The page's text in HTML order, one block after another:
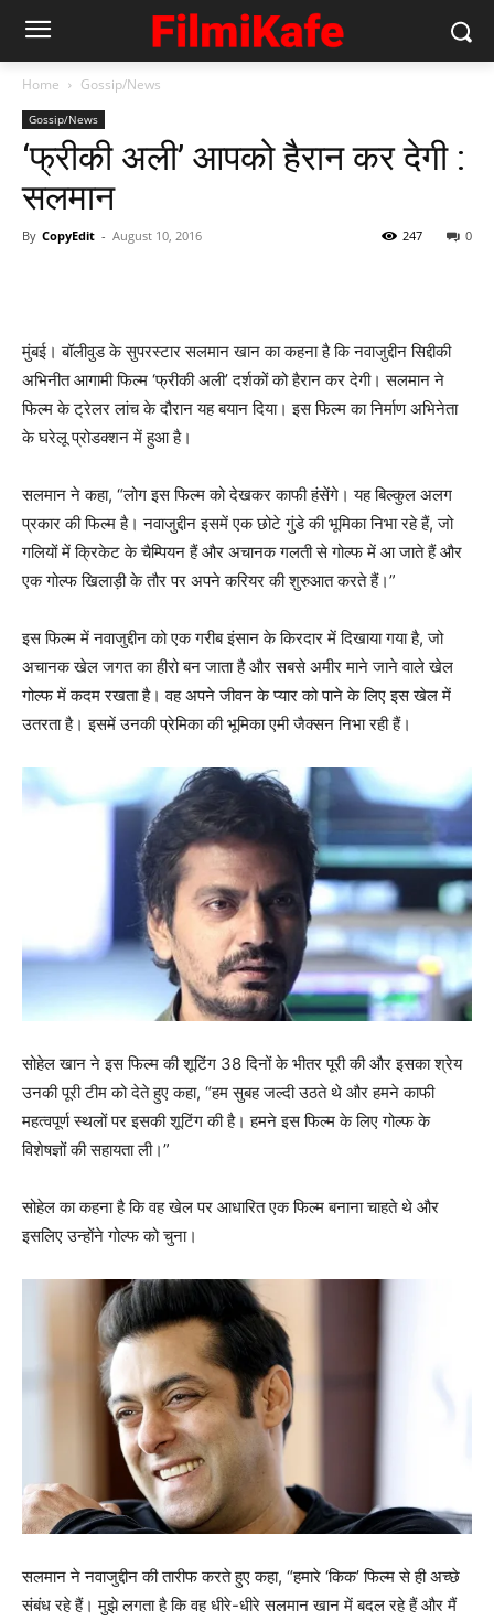
Home Gossip/News
Gossip/News
‘फ्रीकी अली’ आपको हैरान कर देगी :
सलमान
By CopyEdit - August 10, 2016 0
247
मुंबई। बॉलीवुड के सुपरस्टार सलमान खान का कहना है कि नवाजुद्दीन सिद्दीकी
अभिनीत आगामी फिल्म ‘फ्रीकी अली’ दर्शकों को हैरान कर देगी। सलमान ने
फिल्म के ट्रेलर लांच के दौरान यह बयान दिया। इस फिल्म का निर्माण अभिनेता
के घरेलू प्रोडक्शन में हुआ है।
सलमान ने कहा, “लोग इस फिल्म को देखकर काफी हंसेंगे। यह बिल्कुल अलग
प्रकार की फिल्म है। नवाजुद्दीन इसमें एक छोटे गुंडे की भूमिका निभा रहे हैं, जो
गलियों में क्रिकेट के चैम्पियन हैं और अचानक गलती से गोल्फ में आ जाते हैं और
एक गोल्फ खिलाड़ी के तौर पर अपने करियर की शुरुआत करते हैं।”
इस फिल्म में नवाजुद्दीन को एक गरीब इंसान के किरदार में दिखाया गया है, जो
अचानक खेल जगत का हीरो बन जाता है और सबसे अमीर माने जाने वाले खेल
गोल्फ में कदम रखता है। वह अपने जीवन के प्यार को पाने के लिए इस खेल में
उतरता है। इसमें उनकी प्रेमिका की भूमिका एमी जैक्सन निभा रही हैं।
सोहेल खान ने इस फिल्म की शूटिंग 38 दिनों के भीतर पूरी की और इसका श्रेय
उनकी पूरी टीम को देते हुए कहा, “हम सुबह जल्दी उठते थे और हमने काफी
महत्वपूर्ण स्थलों पर इसकी शूटिंग की है। हमने इस फिल्म के लिए गोल्फ के
विशेषज्ञों की सहायता ली।”
सोहेल का कहना है कि वह खेल पर आधारित एक फिल्म बनाना चाहते थे और
इसलिए उन्होंने गोल्फ को चुना।
सलमान ने नवाजुद्दीन की तारीफ करते हुए कहा, “हमारे ‘किक’ फिल्म से ही अच्छे
संबंध रहे हैं। मुझे लगता है कि वह धीरे-धीरे सलमान खान में बदल रहे हैं और मैं